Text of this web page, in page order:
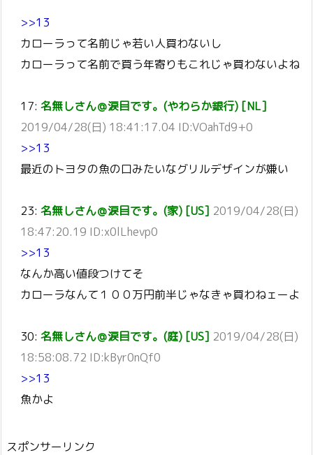
>>13
カローラって名前じゃ若い人買わないし
カローラって名前で買う年寄りもこれじゃ買わないよね
17: 名無しさん＠涙目です。(やわらか銀行) [NL]
2019/04/28(日) 18:41:17.04 ID:VOahTd9+0
>>13
最近のトヨタの魚の口みたいなグリルデザインが嫌い
23: 名無しさん＠涙目です。(家) [US] 2019/04/28(日)
18:47:20.19 ID:x0lLhevp0
>>13
なんか高い値段つけてそ
カローラなんて１００万円前半じゃなきゃ買わねェーよ
30: 名無しさん＠涙目です。(庭) [US] 2019/04/28(日)
18:58:08.72 ID:kByr0nQf0
>>13
魚かよ
スポンサーリンク